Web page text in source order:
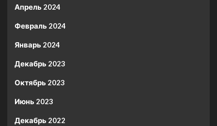
Апрель 2024
Февраль 2024
Январь 2024
Декабрь 2023
Октябрь 2023
Июнь 2023
Декабрь 2022